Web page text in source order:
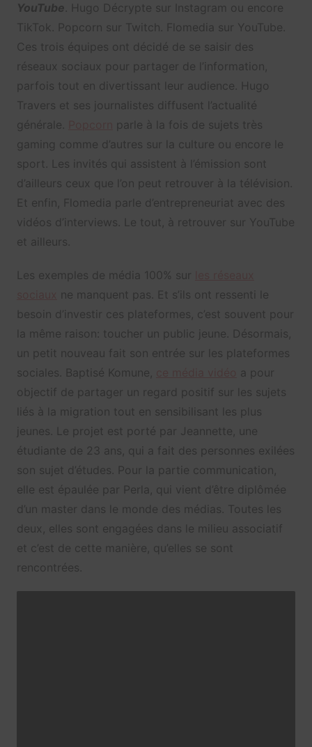
YouTube . Hugo Décrypte sur Instagram ou encore
TikTok. Popcorn sur Twitch. Flomedia sur YouTube.
Ces trois équipes ont décidé de se saisir des
réseaux sociaux pour partager de l’information,
parfois tout en divertissant leur audience. Hugo
Travers et ses journalistes diffusent l’actualité
générale.
parle à la fois de sujets très
gaming comme d’autres sur la culture ou encore le
sport. Les invités qui assistent à l’émission sont
d’ailleurs ceux que l’on peut retrouver à la télévision.
Et enfin, Flomedia parle d’entrepreneuriat avec des
vidéos d’interviews. Le tout, à retrouver sur YouTube
et ailleurs.
Les exemples de média 100% sur
ne manquent pas. Et s’ils ont ressenti le
besoin d’investir ces plateformes, c’est souvent pour
la même raison: toucher un public jeune. Désormais,
un petit nouveau fait son entrée sur les plateformes
sociales. Baptisé Komune,
a pour
objectif de partager un regard positif sur les sujets
liés à la migration tout en sensibilisant les plus
jeunes. Le projet est porté par Jeannette, une
étudiante de 23 ans, qui a fait des personnes exilées
son sujet d’études. Pour la partie communication,
elle est épaulée par Perla, qui vient d’être diplômée
d’un master dans le monde des médias. Toutes les
deux, elles sont engagées dans le milieu associatif
et c’est de cette manière, qu’elles se sont
rencontrées.